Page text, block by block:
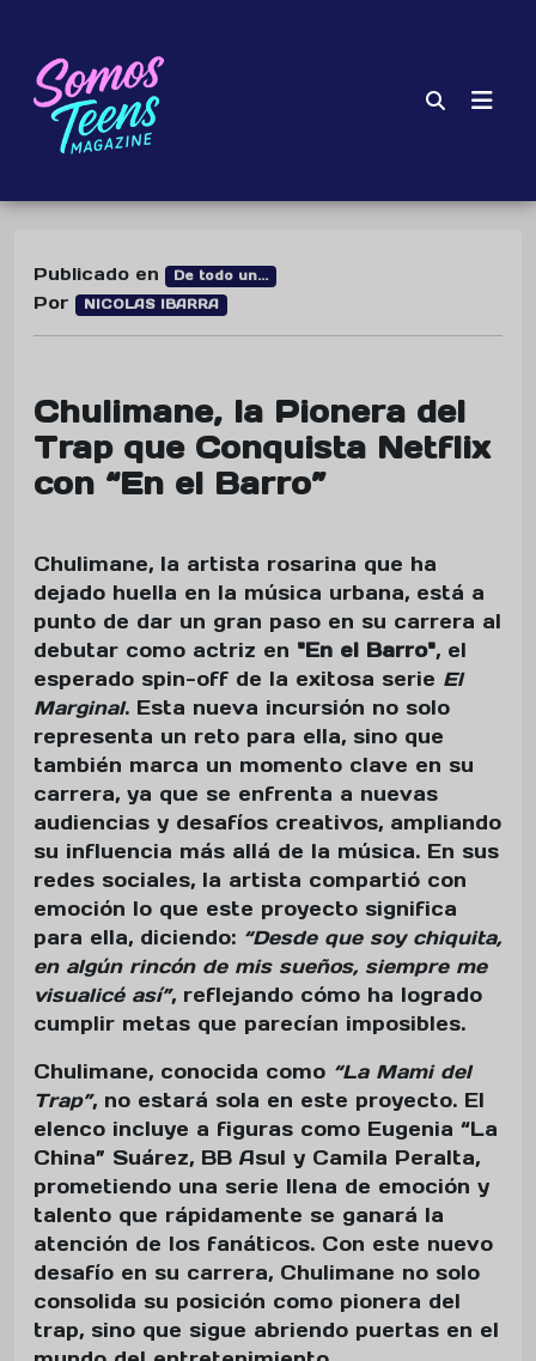
Publicado en De todo un...
Por NICOLAS IBARRA
Chulimane, la Pionera del
Trap que Conquista Netflix
con “En el Barro”
Chulimane, la artista rosarina que ha
dejado huella en la música urbana, está a
punto de dar un gran paso en su carrera al
debutar como actriz en "En el Barro", el
esperado spin-off de la exitosa serie El
Marginal. Esta nueva incursión no solo
representa un reto para ella, sino que
también marca un momento clave en su
carrera, ya que se enfrenta a nuevas
audiencias y desafíos creativos, ampliando
su influencia más allá de la música. En sus
redes sociales, la artista compartió con
emoción lo que este proyecto significa
para ella, diciendo: “Desde que soy chiquita,
en algún rincón de mis sueños, siempre me
visualicé así”, reflejando cómo ha logrado
cumplir metas que parecían imposibles.
Chulimane, conocida como “La Mami del
Trap”, no estará sola en este proyecto. El
elenco incluye a figuras como Eugenia “La
China” Suárez, BB Asul y Camila Peralta,
prometiendo una serie llena de emoción y
talento que rápidamente se ganará la
atención de los fanáticos. Con este nuevo
desafío en su carrera, Chulimane no solo
consolida su posición como pionera del
trap, sino que sigue abriendo puertas en el